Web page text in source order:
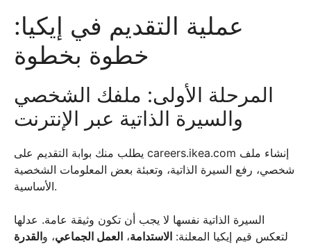
عملية التقديم في إيكيا:
خطوة بخطوة
المرحلة الأولى: ملفك الشخصي
والسيرة الذاتية عبر الإنترنت
يطلب منك بوابة التقديم على careers.ikea.com إنشاء ملف
شخصي، رفع السيرة الذاتية، وتعبئة بعض المعلومات الشخصية
الأساسية.
السيرة الذاتية نفسها لا يجب أن تكون وثيقة عامة. عدلها
لتعكس قيم إيكيا المعلنة: الاستدامة، العمل الجماعي، والقدرة